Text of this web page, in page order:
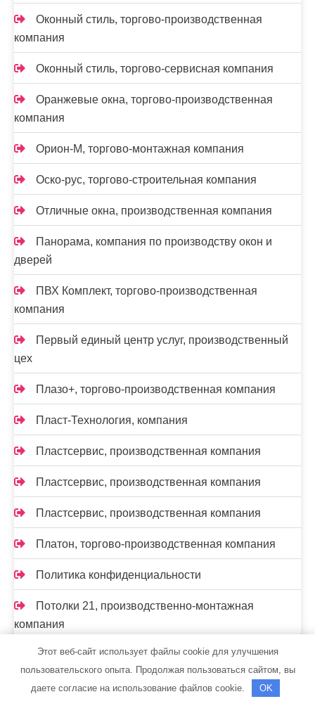
Оконный стиль, торгово-производственная
компания
Оконный стиль, торгово-сервисная компания
Оранжевые окна, торгово-производственная
компания
Орион-М, торгово-монтажная компания
Оско-рус, торгово-строительная компания
Отличные окна, производственная компания
Панорама, компания по производству окон и
дверей
ПВХ Комплект, торгово-производственная
компания
Первый единый центр услуг, производственный
цех
Плазо+, торгово-производственная компания
Пласт-Технология, компания
Пластсервис, производственная компания
Пластсервис, производственная компания
Пластсервис, производственная компания
Платон, торгово-производственная компания
Политика конфиденциальности
Потолки 21, производственно-монтажная
компания
Прогресспласт, торгово-монтажная компания
Производственно-ремонтная компания,
Этот веб-сайт использует файлы cookie для улучшения
пользовательского опыта. Продолжая пользоваться сайтом, вы
даете согласие на использование файлов cookie.
OK